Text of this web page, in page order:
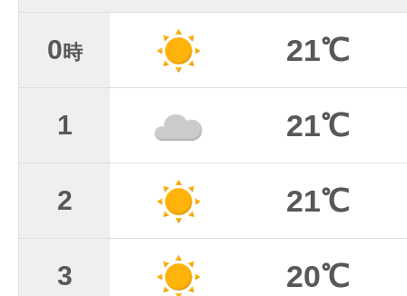
0時 21℃
1 21℃
2 21℃
3 20℃